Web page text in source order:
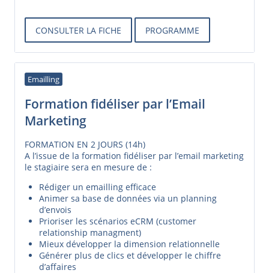
CONSULTER LA FICHE PROGRAMME
Emailling
Formation fidéliser par l’Email
Marketing
FORMATION EN 2 JOURS (14h)
A l’issue de la formation fidéliser par l’email marketing
le stagiaire sera en mesure de :
Rédiger un emailling efficace
Animer sa base de données via un planning
d’envois
Prioriser les scénarios eCRM (customer
relationship managment)
Mieux développer la dimension relationnelle
Générer plus de clics et développer le chiffre
d’affaires